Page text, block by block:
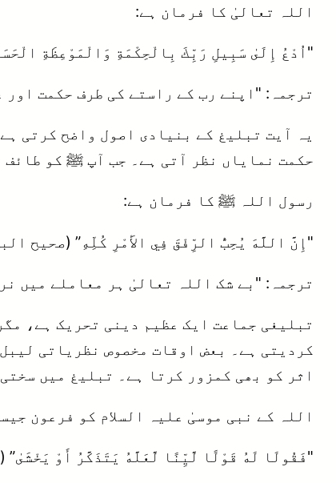
اللہ تعالیٰ کا فرمان ہے:
"اُدْعُ إِلَىٰ سَبِيلِ رَبِّكَ بِالْحِكْمَةِ وَالْمَوْعِظَةِ
ترجمہ: "اپنے رب کے راستے کی طرف حکمت
یہ آیت تبلیغ کے بنیادی اصول واضح کرتی
حکمت نمایاں نظر آتی ہے۔ جب آپ ﷺ کو طائف
رسول اللہ ﷺ کا فرمان ہے:
"إِنَّ اللَّهَ يُحِبُّ الرِّفْقَ فِي الأَمْرِ كُلِّهِ” (صحیح
ترجمہ: "بے شک اللہ تعالیٰ ہر معاملے میں
تبلیغی جماعت ایک عظیم دینی تحریک ہے،
کردیتی ہے۔ بعض اوقات مخصوص نظریاتی
اثر کو بھی کمزور کرتا ہے۔ تبلیغ میں
اللہ کے نبی موسیٰ علیہ السلام کو فرعون
"فَقُولَا لَهُ قَوْلًا لَّيِّنًا لَّعَلَّهُ يَتَذَكَّرُ أَوْ يَخْشَىٰ” (طٰہٰ: